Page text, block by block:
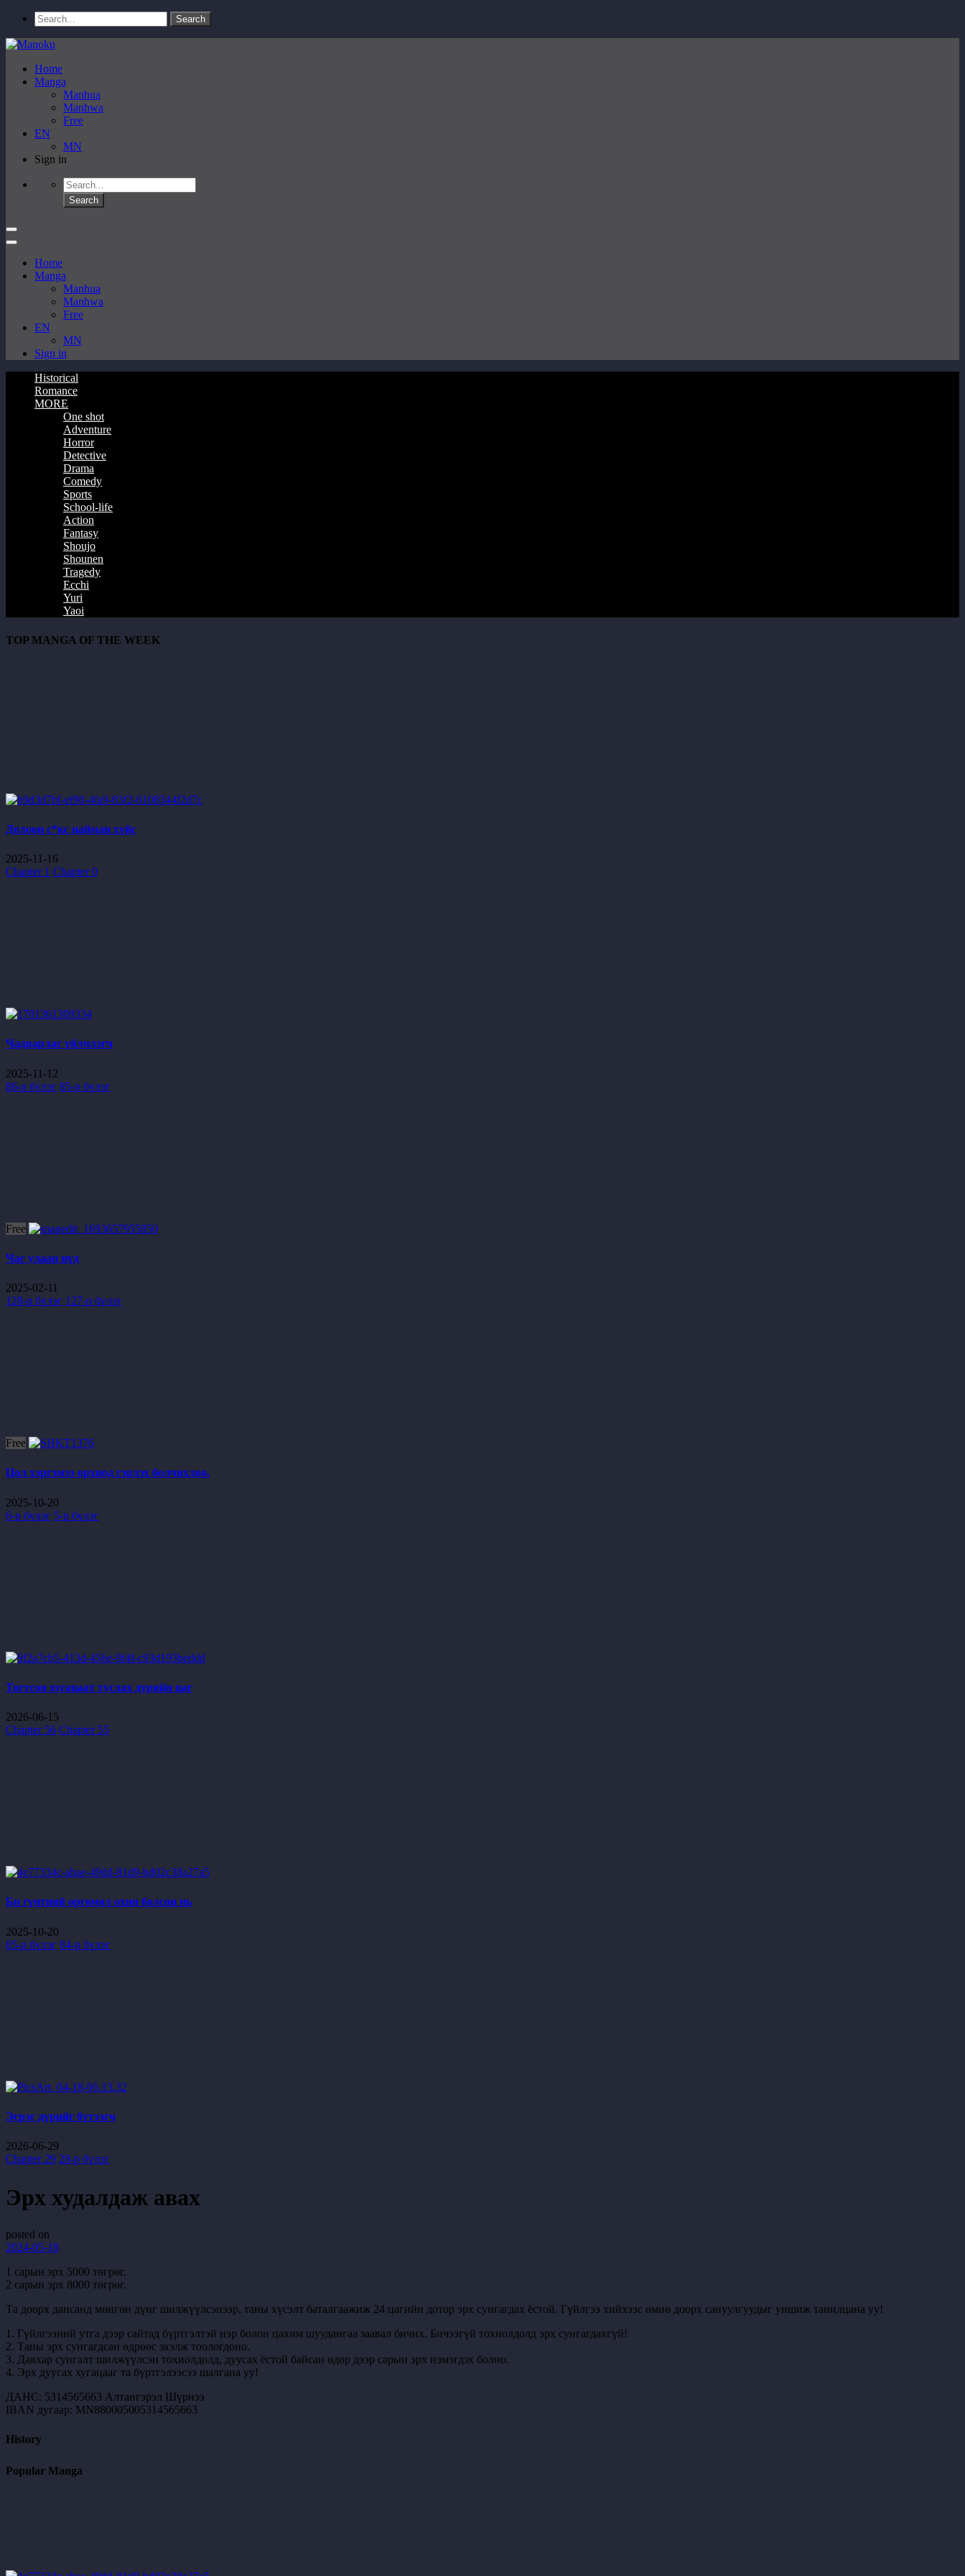
Home
Manga
Manhua
Manhwa
Free
EN
MN
Sign in
Home
Manga
Manhua
Manhwa
Free
EN
MN
Sign in
Historical
Romance
MORE
One shot
Adventure
Horror
Detective
Drama
Comedy
Sports
School-life
Action
Fantasy
Shoujo
Shounen
Tragedy
Ecchi
Yuri
Yaoi
TOP MANGA OF THE WEEK
Долоон с*кс найман хүйс
2025-11-16
Chapter 1 Chapter 0
Чадварлаг үйлчлэгч
2025-11-12
86-р бүлэг 85-р бүлэг
Free
Час улаан нүд
2025-02-11
128-р бүлэг 127-р бүлэг
Free
Цол хэргэмээ орхиод гэрлэх болчихлоо.
2025-10-20
6-р бүлэг 5-р бүлэг
Тогтсон хугацаат туслах дүрийн цаг
2026-06-15
Chapter 56 Chapter 55
Би гүнтний өргөмөл охин болсон нь
2025-10-20
85-р бүлэг 84-р бүлэг
Эсрэг дүрийг бүтээгч
2026-06-29
Chapter 29 28-р бүлэг
Эрх худалдаж авах
posted on
2024-05-18
1 сарын эрх 5000 төгрөг.
2 сарын эрх 8000 төгрөг.
Та доорх дансанд мөнгөн дүнг шилжүүлсэнээр, таны хүсэлт баталгаажиж 24 цагийн дотор эрх сунгагдах ёстой. Гүйлгээ хийхээс өмнө доорх сануулгуудыг уншиж танилцана уу!
1. Гүйлгээний утга дээр сайтад бүртгэлтэй нэр болон цахим шуудангаа заавал бичих. Бичээгүй тохиолдолд эрх сунгагдахгүй!
2. Таны эрх сунгагдсан өдрөөс эхэлж тоологдоно.
3. Давхар сунгалт шилжүүлсэн тохиолдолд, дуусах ёстой байсан өдөр дээр сарын эрх нэмэгдэх болно.
4. Эрх дуусах хугацааг та бүртгэлээсээ шалгана уу!
ДАНС: 5314565663 Алтангэрэл Шүрнээ
IBAN дугаар: MN880005005314565663
History
Popular Manga